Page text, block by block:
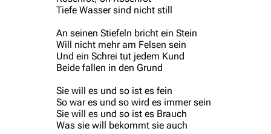
Tiefe Wasser sind nicht still
An seinen Stiefeln bricht ein Stein
Will nicht mehr am Felsen sein
Und ein Schrei tut jedem Kund
Beide fallen in den Grund
Sie will es und so ist es fein
So war es und so wird es immer sein
Sie will es und so ist es Brauch
Was sie will bekommt sie auch